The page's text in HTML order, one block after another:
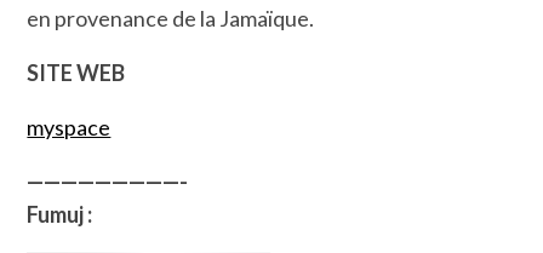
en provenance de la Jamaïque.
SITE WEB
myspace
—————————-
Fumuj :